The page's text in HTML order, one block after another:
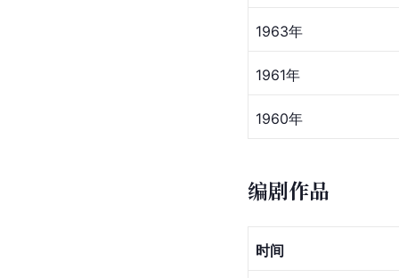
1963年
1961年
1960年
编剧作品
时间